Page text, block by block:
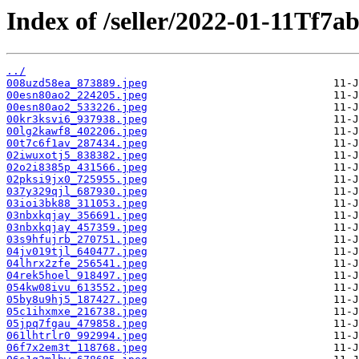
Index of /seller/2022-01-
../
008uzd58ea_873889.jpeg
00esn80ao2_224205.jpeg
00esn80ao2_533226.jpeg
00kr3ksvi6_937938.jpeg
00lg2kawf8_402206.jpeg
00t7c6f1av_287434.jpeg
02iwuxotj5_838382.jpeg
02o2i8385p_431566.jpeg
02pksi9jx0_725955.jpeg
037y329qjl_687930.jpeg
03ioi3bk88_311053.jpeg
03nbxkqjay_356691.jpeg
03nbxkqjay_457359.jpeg
03s9hfujrb_270751.jpeg
04jv019tjl_640477.jpeg
04lhrx2zfe_256541.jpeg
04rek5hoel_918497.jpeg
054kw08ivu_613552.jpeg
05by8u9hj5_187427.jpeg
05c1ihxmxe_216738.jpeg
05jpq7fgau_479858.jpeg
061lhtrlr0_992994.jpeg
06f7x2em3t_118768.jpeg